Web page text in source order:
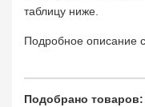
Заказать в 1 клик
таблицу ниже.
Подробное описание
Подобрано товаров: